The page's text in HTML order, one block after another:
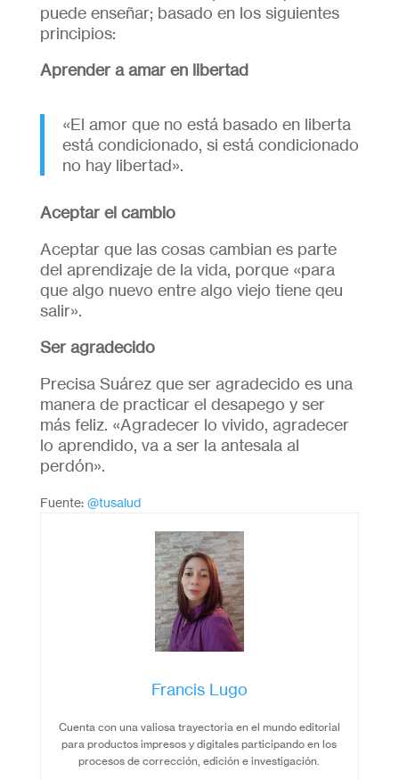
puede enseñar; basado en los siguientes
principios:
Aprender a amar en libertad
«El amor que no está basado en liberta
está condicionado, si está condicionado
no hay libertad».
Aceptar el cambio
Aceptar que las cosas cambian es parte
del aprendizaje de la vida, porque «para
que algo nuevo entre algo viejo tiene qeu
salir».
Ser agradecido
Precisa Suárez que ser agradecido es una
manera de practicar el desapego y ser
más feliz. «Agradecer lo vivido, agradecer
lo aprendido, va a ser la antesala al
perdón».
Fuente: @tusalud
Francis Lugo
Cuenta con una valiosa trayectoria en el mundo editorial
para productos impresos y digitales participando en los
procesos de corrección, edición e investigación.